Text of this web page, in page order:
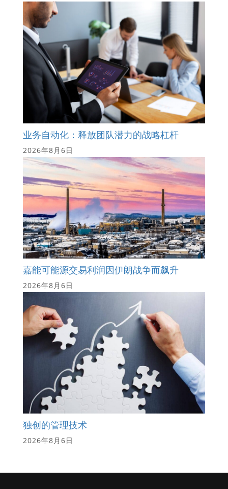
业务自动化：释放团队潜力的战略杠杆
2026年8月6日
嘉能可能源交易利润因伊朗战争而飙升
2026年8月6日
独创的管理技术
2026年8月6日